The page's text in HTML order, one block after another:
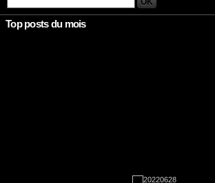
Top posts du mois